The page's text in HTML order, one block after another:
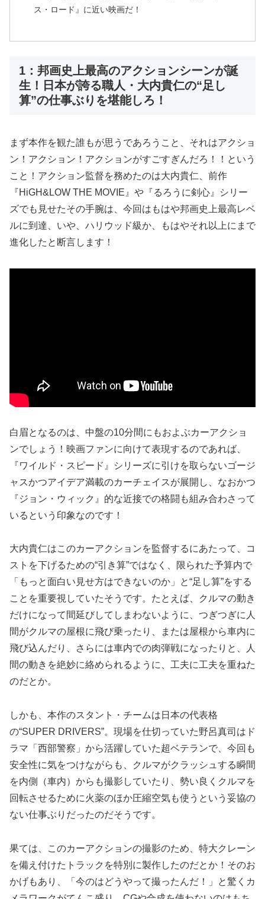
ス・ロード』に近い映画だ！
1：邦画史上最高のアクションシーンが誕
生！日本が誇る職人・大内貴仁の“足し
算”の仕事ぶりを堪能しろ！
まず本作を観た誰もが思うであろうこと、それはアクショ
ン！アクション！アクションがすごすぎんだろ！！という
こと！アクション監督を務めたのは大内貴仁、前作
『HiGH&LOW THE MOVIE』や『るろうに剣心』シリー
ズでも見せたその手腕は、今回はもはや邦画史上最高レベ
ルに到達、いや、ハリウッド級か、もはやそれ以上にまで
進化したと断言します！
白眉となるのは、中盤の10分間にもおよぶカーアクショ
ンでしょう！映画ファンに向けて表現するのであれば、
『ワイルド・スピード』シリーズに引けを取らないゴージ
ャスかつアイデア満載のカーチェイスが展開し、なおかつ
『ジョン・ウィック』的な近接での格闘も組み合わさって
いるという印象なのです！
大内貴仁はこのカーアクションを監督するにあたって、コ
ストを下げるための“引き算”ではなく、限られた予算内で
「もっと面白い見せ方はできないのか」と“足し算”をする
ことを重要視していたそうです。たとえば、クルマの動き
だけになって間延びしてしまわないように、つぎつぎに人
間がクルマの屋根に飛び乗ったり、または屋根から車内に
飛び込んだり、さらには車内での肉弾戦になったりと、人
間の動きを絶妙に絡められるように、工夫に工夫を重ねた
のだとか。
しかも、本作のスタント・チームは日本の代表格
の“SUPER DRIVERS”。現場を仕切っていた野呂真司はド
ラマ「西部警察」から活躍していた超ベテランで、今回も
安全性に気をつけながらも、クルマがクラッシュする瞬間
を内側（車内）からも撮影していたり、勢い良くクルマを
回転させるために火薬のほか圧縮空気も使うという妥協の
ない仕事ぶりだったのだそうです。
果ては、このカーアクションの撮影のため、特大クレーン
を備え付けたトラックを特別に製作したのだとか！そのお
かげもあり、「今のはどうやって撮ったんだ！」と驚くカ